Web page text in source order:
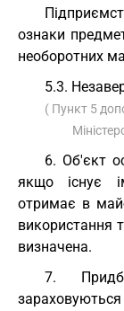
ознаки
необоротних
5.3.
( Пункт 5
6. Об'єкт
якщо існує
отримає в
використання
визначена.
7.